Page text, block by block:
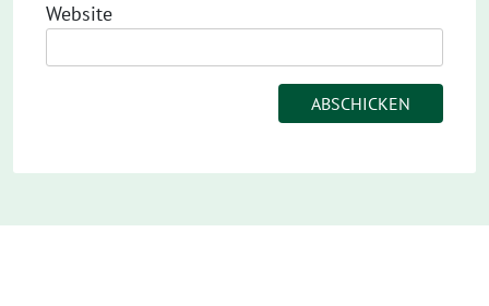
Website